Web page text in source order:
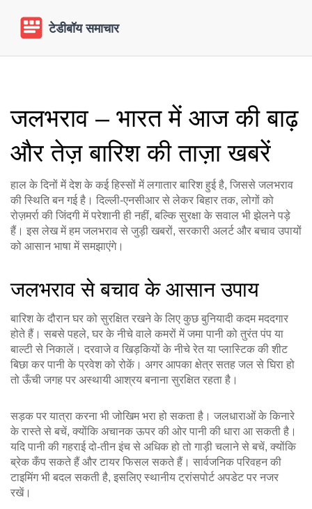
जलभराव – भारत में आज की बाढ़
और तेज़ बारिश की ताज़ा खबरें
हाल के दिनों में देश के कई हिस्सों में लगातार बारिश हुई है, जिससे जलभराव
की स्थिति बन गई है। दिल्ली‑एनसीआर से लेकर बिहार तक, लोगों को
रोज़मर्रा की जिंदगी में परेशानी ही नहीं, बल्कि सुरक्षा के सवाल भी झेलने पड़े
हैं। इस लेख में हम जलभराव से जुड़ी खबरों, सरकारी अलर्ट और बचाव उपायों
को आसान भाषा में समझाएंगे।
जलभराव से बचाव के आसान उपाय
बारिश के दौरान घर को सुरक्षित रखने के लिए कुछ बुनियादी कदम मददगार
होते हैं। सबसे पहले, घर के नीचे वाले कमरों में जमा पानी को तुरंत पंप या
बाल्टी से निकालें। दरवाजे व खिड़कियों के नीचे रेत या प्लास्टिक की शीट
बिछा कर पानी के प्रवेश को रोकें। अगर आपका क्षेत्र सतह जल से घिरा हो
तो ऊँची जगह पर अस्थायी आश्रय बनाना सुरक्षित रहता है।
सड़क पर यात्रा करना भी जोखिम भरा हो सकता है। जलधाराओं के किनारे
के रास्ते से बचें, क्योंकि अचानक ऊपर की ओर पानी की धारा आ सकती है।
यदि पानी की गहराई दो‑तीन इंच से अधिक हो तो गाड़ी चलाने से बचें, क्योंकि
ब्रेक कँप सकते हैं और टायर फिसल सकते हैं। सार्वजनिक परिवहन की
टाइमिंग भी बदल सकती है, इसलिए स्थानीय ट्रांसपोर्ट अपडेट पर नजर
रखें।